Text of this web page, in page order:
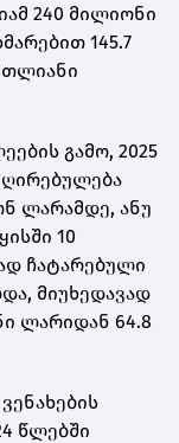
240 მილიონი
145.7
გამო, 2025
ლარამდე, ანუ
10
ჩატარებული
მიუხედავად
ლარიდან 64.8
წლებში